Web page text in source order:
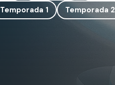
Temporada 1 Temporada 2